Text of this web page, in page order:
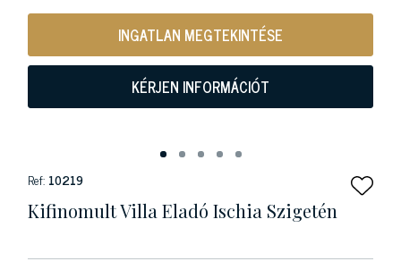
INGATLAN MEGTEKINTÉSE
KÉRJEN INFORMÁCIÓT
Ref: 10219
Kifinomult Villa Eladó Ischia Szigetén